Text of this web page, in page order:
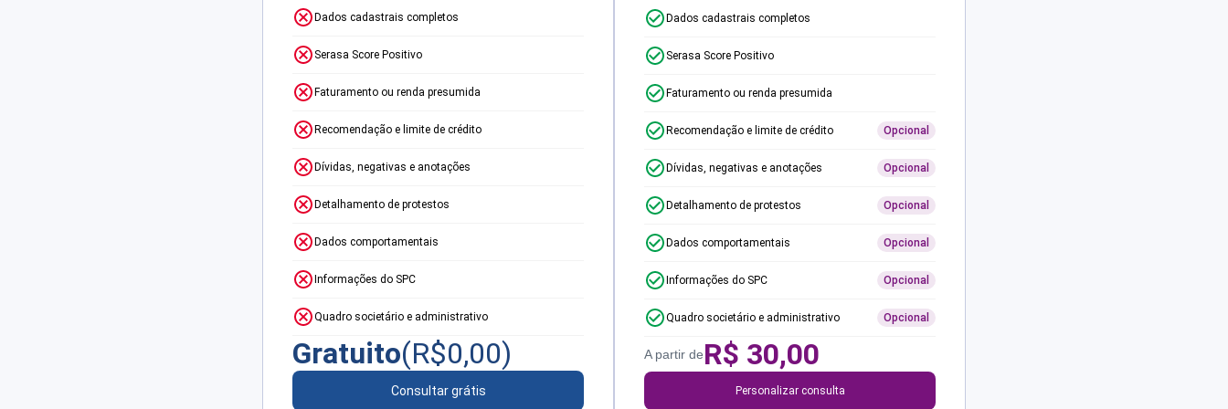
Dados cadastrais completos
Serasa Score Positivo
Faturamento ou renda presumida
Recomendação e limite de crédito
Dívidas, negativas e anotações
Detalhamento de protestos
Dados comportamentais
Informações do SPC
Quadro societário e administrativo
Gratuito(R$0,00)
Consultar grátis
Dados cadastrais completos
Serasa Score Positivo
Faturamento ou renda presumida
Recomendação e limite de crédito Opcional
Dívidas, negativas e anotações Opcional
Detalhamento de protestos Opcional
Dados comportamentais Opcional
Informações do SPC Opcional
Quadro societário e administrativo Opcional
A partir deR$ 30,00
Personalizar consulta